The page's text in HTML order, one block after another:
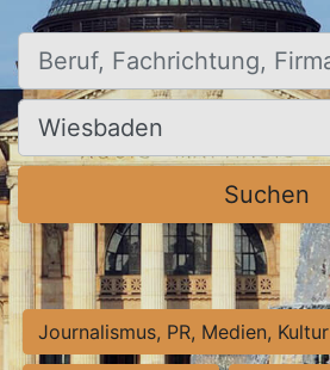
Beruf, Fachrichtung, Firma
Ort, Stadt
Suchen
Journalismus, PR, Medien, Kultur